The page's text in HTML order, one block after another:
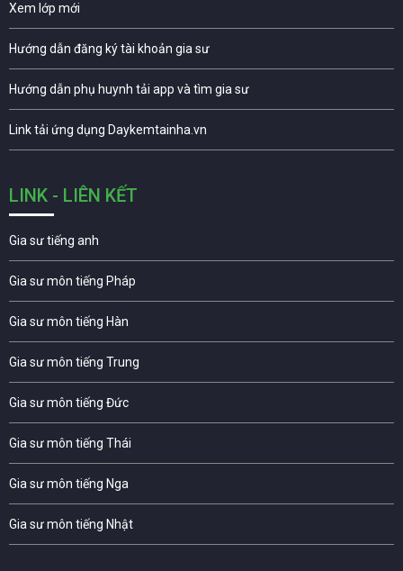
Xem lớp mới
Hướng dẫn đăng ký tài khoản gia sư
Hướng dẫn phụ huynh tải app và tìm gia sư
Link tải ứng dụng Daykemtainha.vn
LINK - LIÊN KẾT
Gia sư tiếng anh
Gia sư môn tiếng Pháp
Gia sư môn tiếng Hàn
Gia sư môn tiếng Trung
Gia sư môn tiếng Đức
Gia sư môn tiếng Thái
Gia sư môn tiếng Nga
Gia sư môn tiếng Nhật